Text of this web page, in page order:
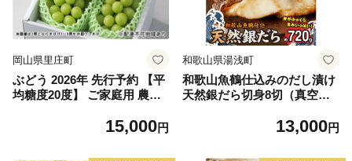
岡山県里庄町
ぶどう 2026年 先行予約 【平
均糖度20度】 ご家庭用 農家
ット 2～3房 合計約1.2kg ブ
15,000円
和歌山県湯浅町
和歌山魚鶴仕込みのだし漬け
天然銀だら切身8切（真空パ
製法 良質な脂 ふっくら 柔ら
13,000円